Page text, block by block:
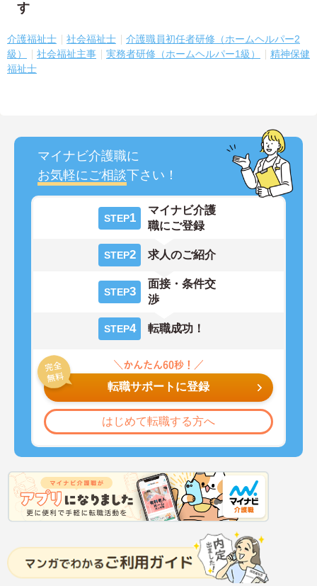
す
介護福祉士 社会福祉士
介護職員初任者研修（ホームヘルパー2
級）
社会福祉主事 実務者研修（ホームヘルパー1級）
精神保健
福祉士
マイナビ介護職に
お気軽にご相談下さい！
STEP1
マイナビ介護
職にご登録
STEP2 求人のご紹介
STEP3
面接・条件交
渉
STEP4 転職成功！
転職サポートに登録
はじめて転職する方へ